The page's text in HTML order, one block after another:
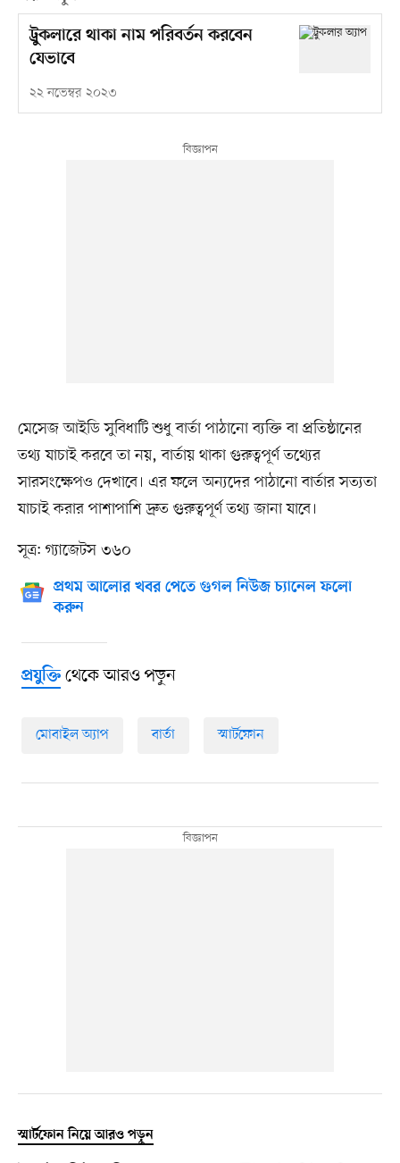
ট্রুকলারে থাকা নাম পরিবর্তন করবেন
যেভাবে
২২ নভেম্বর ২০২৩
মেসেজ আইডি সুবিধাটি শুধু বার্তা পাঠানো ব্যক্তি বা প্রতিষ্ঠানের
তথ্য যাচাই করবে তা নয়, বার্তায় থাকা গুরুত্বপূর্ণ তথ্যের
সারসংক্ষেপও দেখাবে। এর ফলে অন্যদের পাঠানো বার্তার সত্যতা
যাচাই করার পাশাপাশি দ্রুত গুরুত্বপূর্ণ তথ্য জানা যাবে।
সূত্র: গ্যাজেটস ৩৬০
প্রথম আলোর খবর পেতে গুগল নিউজ চ্যানেল ফলো
করুন
প্রযুক্তিথেকে আরও পড়ুন
মোবাইল অ্যাপ বার্তা স্মার্টফোন
স্মার্টফোন নিয়ে আরও পড়ুন